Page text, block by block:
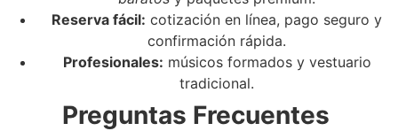
Reserva fácil: cotización en línea, pago seguro y
confirmación rápida.
Profesionales: músicos formados y vestuario
tradicional.
Preguntas Frecuentes